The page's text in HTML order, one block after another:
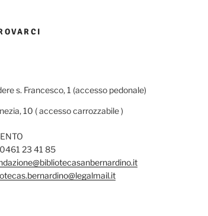
s. Francesco, 1 (accesso pedonale)
10 ( accesso carrozzabile )
23 41 85